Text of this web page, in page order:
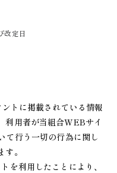
改定日
トに掲載されている情報
利用者が当組合WEBサイ
て行う一切の行為に関し
。
を利用したことにより、